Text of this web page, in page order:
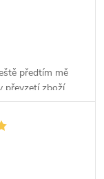
předtím mě
zboží,